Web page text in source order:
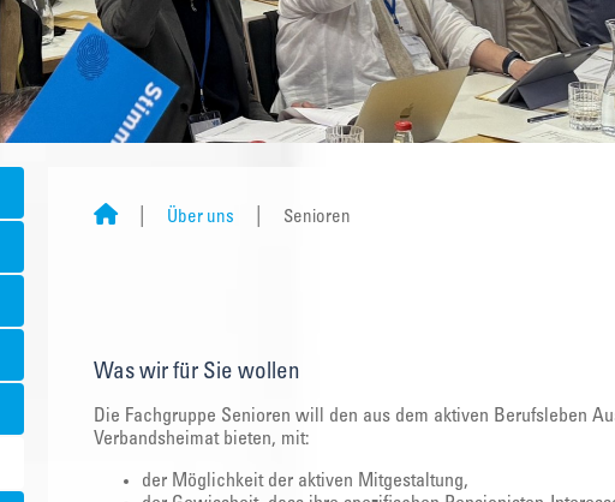
Über uns Senioren
Was wir für Sie wollen
Die Fachgruppe Senioren will den aus dem aktiven Berufsleben
Verbandsheimat bieten, mit:
der Möglichkeit der aktiven Mitgestaltung,